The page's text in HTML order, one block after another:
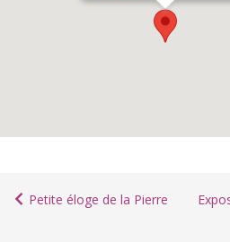
Petite éloge de la Pierre